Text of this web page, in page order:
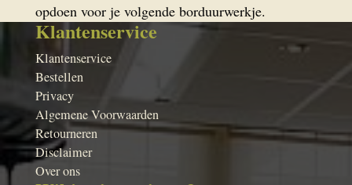
opdoen voor je volgende borduurwerkje.
Klantenservice
Klantenservice
Bestellen
Privacy
Algemene Voorwaarden
Retourneren
Disclaimer
Over ons